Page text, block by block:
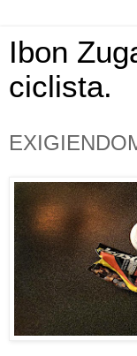
Ibon
ciclista.